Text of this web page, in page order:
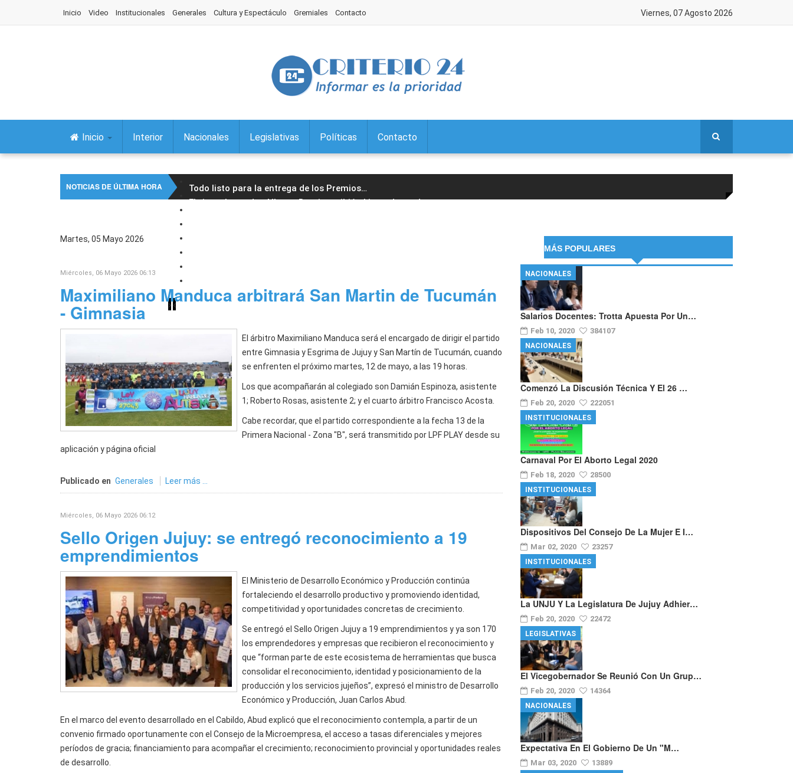
Inicio Video Institucionales Generales Cultura y Espectáculo Gremiales Contacto Viernes, 07 Agosto 2026
Inicio Interior Nacionales Legislativas Políticas Contacto
NOTICIAS DE ÚLTIMA HORA Todo listo para la entrega de los Premios…
El vicegobernador Alberto Bernis recibió al intendente de…
Sadir visitó a alumnos integrantes del proyecto literario
…
›‹
Martes, 05 Mayo 2026
Miércoles, 06 Mayo 2026 06:13
Maximiliano Manduca arbitrará San Martin de Tucumán
- Gimnasia
El árbitro Maximiliano Manduca será el encargado de dirigir el partido
entre Gimnasia y Esgrima de Jujuy y San Martín de Tucumán, cuando
se enfrenten el próximo martes, 12 de mayo, a las 19 horas.
Los que acompañarán al colegiado son Damián Espinoza, asistente
1; Roberto Rosas, asistente 2; y el cuarto árbitro Francisco Acosta.
Cabe recordar, que el partido correspondiente a la fecha 13 de la
Primera Nacional - Zona "B", será transmitido por LPF PLAY desde su
aplicación y página oficial
Publicado en Generales Leer más ...
Miércoles, 06 Mayo 2026 06:12
Sello Origen Jujuy: se entregó reconocimiento a 19
emprendimientos
El Ministerio de Desarrollo Económico y Producción continúa
fortaleciendo el desarrollo productivo y promoviendo identidad,
competitividad y oportunidades concretas de crecimiento.
Se entregó el Sello Origen Jujuy a 19 emprendimientos y ya son 170
los emprendedores y empresas que recibieron el reconocimiento y
que “forman parte de este ecosistema de herramientas que busca
consolidar el reconocimiento, identidad y posicionamiento de la
producción y los servicios jujeños”, expresó el ministro de Desarrollo
Económico y Producción, Juan Carlos Abud.
En el marco del evento desarrollado en el Cabildo, Abud explicó que el reconocimiento contempla, a partir de un
convenio firmado oportunamente con el Consejo de la Microempresa, el acceso a tasas diferenciales y mejores
períodos de gracia; financiamiento para acompañar el crecimiento; reconocimiento provincial y oportunidades reales
de desarrollo.
MÁS POPULARES
Salarios Docentes: Trotta Apuesta Por Un…
Feb 10, 2020 384107
NACIONALES
Comenzó La Discusión Técnica Y El 26 …
Feb 20, 2020 222051
NACIONALES
Carnaval Por El Aborto Legal 2020
Feb 18, 2020 28500
INSTITUCIONALES
Dispositivos Del Consejo De La Mujer E I…
Mar 02, 2020 23257
INSTITUCIONALES
La UNJU Y La Legislatura De Jujuy Adhier…
Feb 20, 2020 22472
INSTITUCIONALES
El Vicegobernador Se Reunió Con Un Grup…
Feb 20, 2020 14364
LEGISLATIVAS
Expectativa En El Gobierno De Un "m…
Mar 03, 2020 13889
NACIONALES